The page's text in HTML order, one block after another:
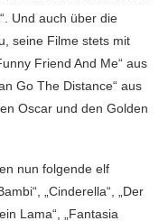
Und auch über die
seine Filme stets mit
Friend And Me“ aus
Go The Distance“ aus
Oscar und den Golden
nun folgende elf
„Cinderella“, „Der
Lama“, „Fantasia